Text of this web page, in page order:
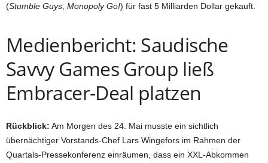
(Stumble Guys Monopoly Go!) für fast 5 Milliarden Dollar gekauft.
Medienbericht: Saudische
Savvy Games Group ließ
Embracer-Deal platzen
Rückblick: Am Morgen des 24. Mai musste ein sichtlich
übernächtiger Vorstands-Chef Lars Wingefors im Rahmen der
Quartals-Pressekonferenz einräumen, dass ein XXL-Abkommen